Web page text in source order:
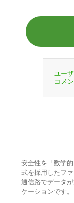
ユー
コメン
安全性を「数学
式を採用したファ
通信路でデータ
ケーションです。